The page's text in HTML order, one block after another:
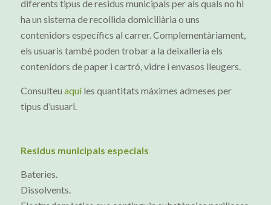
diferents tipus de residus municipals per als quals no hi
ha un sistema de recollida domiciliària o uns
contenidors específics al carrer. Complementàriament,
els usuaris també poden trobar a la deixalleria els
contenidors de paper i cartró, vidre i envasos lleugers.
Consulteu aquíles quantitats màximes admeses per
tipus d’usuari.
Residus municipals especials
Bateries.
Dissolvents.